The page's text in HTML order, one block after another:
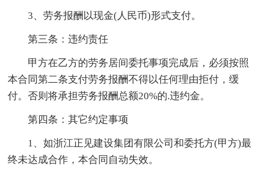
3、劳务报酬以现金(人民币)形式支付。
第三条：违约责任
甲方在乙方的劳务居间委托事项完成后，必须按照
本合同第二条支付劳务报酬不得以任何理由拒付，缓
付。否则将承担劳务报酬总额20%的.违约金。
第四条：其它约定事项
1、如浙江正见建设集团有限公司和委托方(甲方)最
终未达成合作，本合同自动失效。